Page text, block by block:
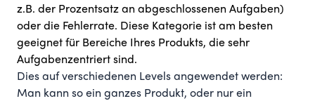
z.B. der Prozentsatz an abgeschlossenen Aufgaben)
oder die Fehlerrate. Diese Kategorie ist am besten
geeignet für Bereiche Ihres Produkts, die sehr
Aufgabenzentriert sind.
Dies auf verschiedenen Levels angewendet werden:
Man kann so ein ganzes Produkt, oder nur ein